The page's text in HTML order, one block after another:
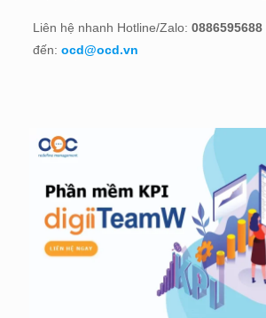
Liên hệ nhanh Hotline/Zalo: 0886595688
đến: ocd@ocd.vn